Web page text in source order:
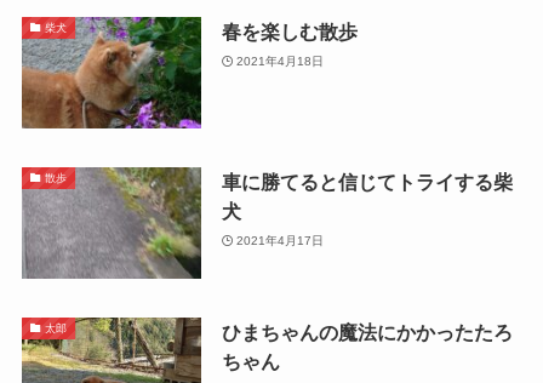
柴犬 春を楽しむ散歩
2021年4月18日
散歩
車に勝てると信じてトライする柴
犬
2021年4月17日
太郎
ひまちゃんの魔法にかかったたろ
ちゃん